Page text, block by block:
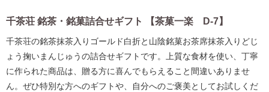
千茶荘 銘茶・銘菓詰合せギフト 【茶菓一楽 D-7】
千茶荘の銘茶抹茶入りゴールド白折と山陰銘菓お茶席抹茶入りどじ
ょう掬いまんじゅうの詰合せギフトです。上質な食材を使い、丁寧
に作られた商品は、贈る方に喜んでもらえること間違いありませ
ん。ぜひ特別な方へのギフトや、自分へのご褒美としてお試しくだ